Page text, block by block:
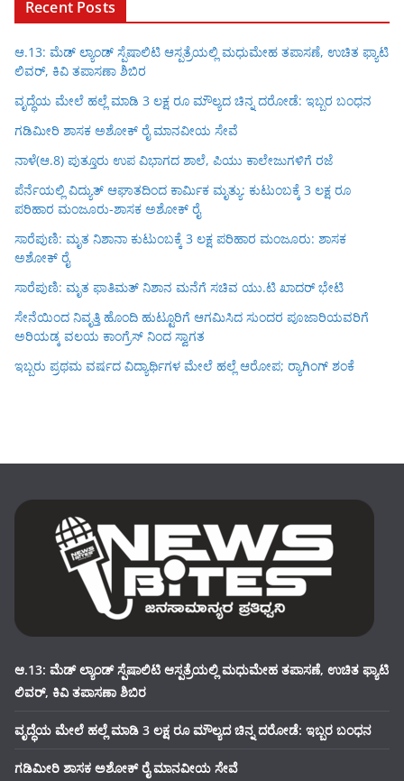
Recent Posts
ಆ.13: ಮೆಡ್ ಲ್ಯಾಂಡ್ ಸ್ಪೆಷಾಲಿಟಿ ಆಸ್ಪತ್ರೆಯಲ್ಲಿ ಮಧುಮೇಹ ತಪಾಸಣೆ, ಉಚಿತ ಫ್ಯಾಟಿ
ಲಿವರ್, ಕಿವಿ ತಪಾಸಣಾ ಶಿಬಿರ
ವೃದ್ಧೆಯ ಮೇಲೆ ಹಲ್ಲೆ ಮಾಡಿ 3 ಲಕ್ಷ ರೂ ಮೌಲ್ಯದ ಚಿನ್ನ ದರೋಡೆ: ಇಬ್ಬರ ಬಂಧನ
ಗಡಿಮೀರಿ ಶಾಸಕ ಅಶೋಕ್ ರೈ ಮಾನವೀಯ ಸೇವೆ
ನಾಳೆ(ಆ.8) ಪುತ್ತೂರು ಉಪ ವಿಭಾಗದ ಶಾಲೆ, ಪಿಯು ಕಾಲೇಜುಗಳಿಗೆ ರಜೆ
ಪೆರ್ನೆಯಲ್ಲಿ ವಿದ್ಯುತ್ ಆಘಾತದಿಂದ ಕಾರ್ಮಿಕ ಮೃತ್ಯು: ಕುಟುಂಬಕ್ಕೆ 3 ಲಕ್ಷ ರೂ
ಪರಿಹಾರ ಮಂಜೂರು-ಶಾಸಕ ಅಶೋಕ್ ರೈ
ಸಾರೆಪುಣಿ: ಮೃತ ನಿಶಾನಾ ಕುಟುಂಬಕ್ಕೆ 3 ಲಕ್ಷ ಪರಿಹಾರ ಮಂಜೂರು: ಶಾಸಕ
ಅಶೋಕ್ ರೈ
ಸಾರೆಪುಣಿ: ಮೃತ ಫಾತಿಮತ್ ನಿಶಾನ ಮನೆಗೆ ಸಚಿವ ಯು.ಟಿ ಖಾದರ್ ಭೇಟಿ
ಸೇನೆಯಿಂದ ನಿವೃತ್ತಿ ಹೊಂದಿ ಹುಟ್ಟೂರಿಗೆ ಆಗಮಿಸಿದ ಸುಂದರ ಪೂಜಾರಿಯವರಿಗೆ
ಅರಿಯಡ್ಕ ವಲಯ ಕಾಂಗ್ರೆಸ್ ನಿಂದ ಸ್ವಾಗತ
ಇಬ್ಬರು ಪ್ರಥಮ ವರ್ಷದ ವಿದ್ಯಾರ್ಥಿಗಳ ಮೇಲೆ ಹಲ್ಲೆ ಆರೋಪ; ರ‍್ಯಾಗಿಂಗ್ ಶಂಕೆ
ಆ.13: ಮೆಡ್ ಲ್ಯಾಂಡ್ ಸ್ಪೆಷಾಲಿಟಿ ಆಸ್ಪತ್ರೆಯಲ್ಲಿ ಮಧುಮೇಹ ತಪಾಸಣೆ, ಉಚಿತ ಫ್ಯಾಟಿ
ಲಿವರ್, ಕಿವಿ ತಪಾಸಣಾ ಶಿಬಿರ
ವೃದ್ಧೆಯ ಮೇಲೆ ಹಲ್ಲೆ ಮಾಡಿ 3 ಲಕ್ಷ ರೂ ಮೌಲ್ಯದ ಚಿನ್ನ ದರೋಡೆ: ಇಬ್ಬರ ಬಂಧನ
ಗಡಿಮೀರಿ ಶಾಸಕ ಅಶೋಕ್ ರೈ ಮಾನವೀಯ ಸೇವೆ